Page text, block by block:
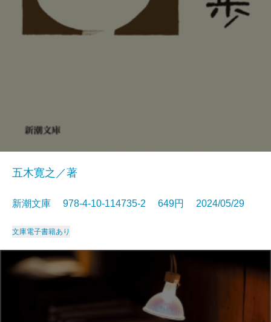
五木寛之／著
新潮文庫 978-4-10-114735-2 649円 2024/05/29
文庫電子書籍あり